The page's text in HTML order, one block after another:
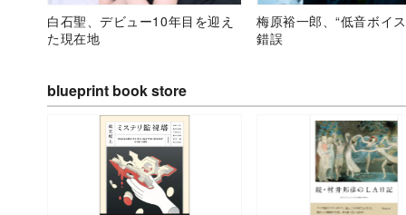
白石聖、デビュー10年目を迎え
た現在地
梅原裕一郎、“低音ボイ
錯誤
blueprint book store